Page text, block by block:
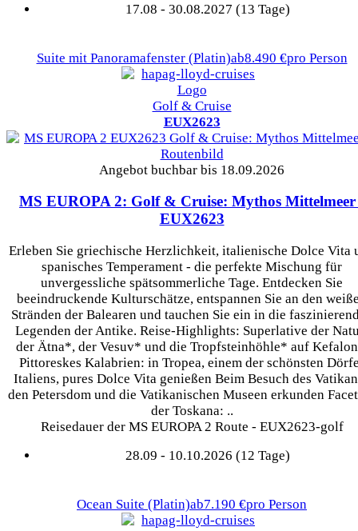
17.08 - 30.08.2027 (13 Tage)
Suite mit Panoramafenster(Platin)ab8.490 €pro Person
Golf & Cruise
EUX2623
Angebot buchbar bis 18.09.2026
MS EUROPA 2: Golf & Cruise: Mythos Mittelmeer
EUX2623
Erleben Sie griechische Herzlichkeit, italienische Dolce Vita
spanisches Temperament - die perfekte Mischung für
unvergessliche spätsommerliche Tage. Entdecken Sie
beeindruckende Kulturschätze, entspannen Sie an den
Stränden der Balearen und tauchen Sie ein in die
Legenden der Antike. Reise-Highlights: Superlative der
der Ätna*, der Vesuv* und die Tropfsteinhöhle* auf
Pittoreskes Kalabrien: in Tropea, einem der schönsten
Italiens, pures Dolce Vita genießen Beim Besuch des
den Petersdom und die Vatikanischen Museen erkunden
der Toskana: ..
Reisedauer der MS EUROPA 2 Route - EUX2623-golf
28.09 - 10.10.2026 (12 Tage)
Ocean Suite (Platin)ab7.190 €pro Person